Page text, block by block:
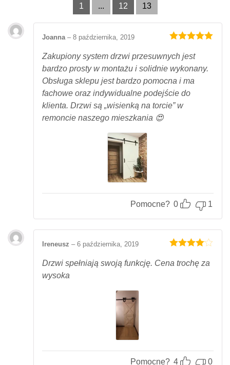
1 ... 12 13
na 5.
Joanna – 8 października, 2019
Zakupiony system drzwi przesuwnych jest
bardzo prosty w montażu i solidnie wykonany.
Obsługa sklepu jest bardzo pomocna i ma
fachowe oraz indywidualne podejście do
klienta. Drzwi są „wisienką na torcie” w
remoncie naszego mieszkania 😍
Pomocne? 0 1
4na 5.
Ireneusz – 6 października, 2019
Drzwi spełniają swoją funkcję. Cena trochę za
wysoka
Pomocne? 4 0